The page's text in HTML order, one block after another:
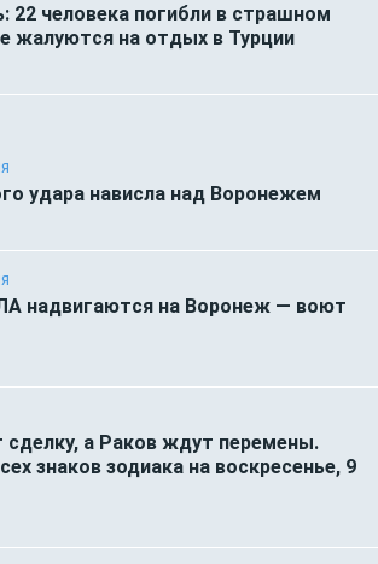
22 человека погибли в страшном
жалуются на отдых в Турции
удара нависла над Воронежем
надвигаются на Воронеж — воют
а Раков ждут перемены.
знаков зодиака на воскресенье, 9